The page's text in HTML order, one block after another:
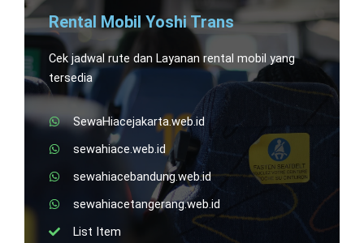
Rental Mobil Yoshi Trans
Cek jadwal rute dan Layanan rental mobil yang
tersedia
SewaHiacejakarta.web.id
sewahiace.web.id
sewahiacebandung.web.id
sewahiacetangerang.web.id
List Item